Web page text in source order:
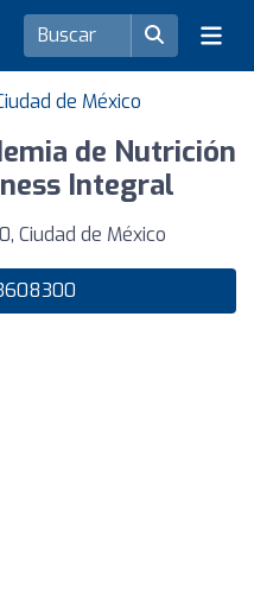
de México
de Nutrición
Integral
Ciudad de México